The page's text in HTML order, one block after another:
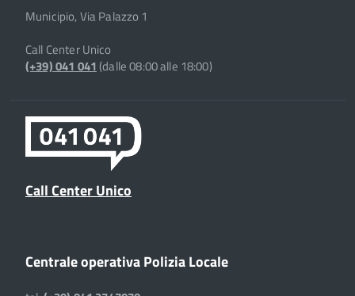
Municipio, Via Palazzo 1
Call Center Unico
(+39) 041 041(dalle 08:00 alle 18:00)
Call Center Unico
Centrale operativa Polizia Locale